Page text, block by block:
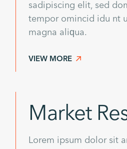
sadipiscing elit, sed
tempor omincid idu nt
magna aliqua.
VIEW MORE
Market
Lorem ipsum dolor sit